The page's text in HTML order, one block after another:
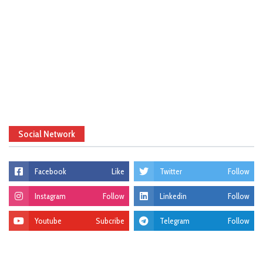
Social Network
Facebook Like Twitter Follow
Instagram Follow Linkedin Follow
Youtube Subcribe Telegram Follow